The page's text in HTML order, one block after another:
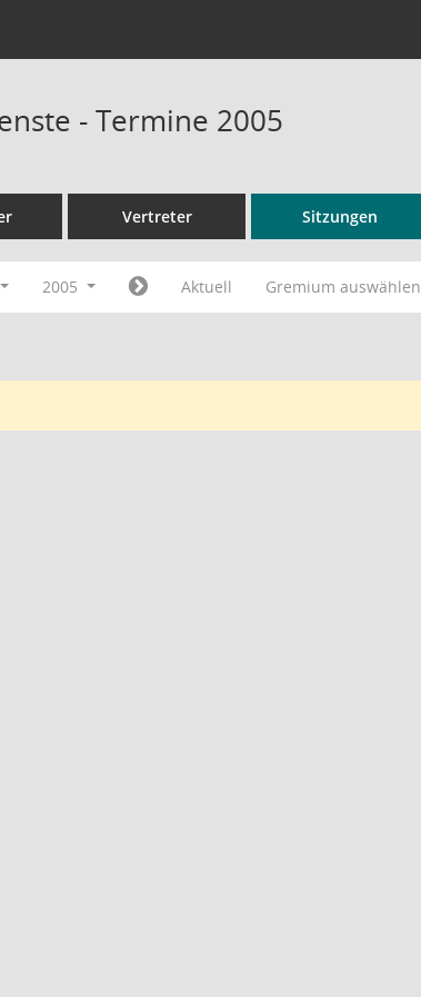
- Termine 2005
Vertreter Sitzungen
2005 Aktuell Gremium auswählen